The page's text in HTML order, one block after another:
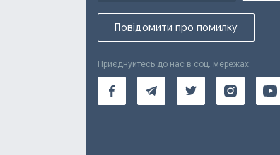
Повідомити про помилку
Приєднуйтесь до нас в соц. мережах: